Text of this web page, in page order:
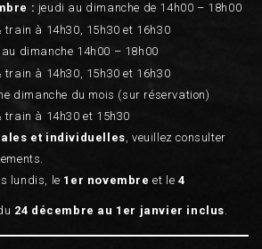
: jeudi au dimanche de 14h00 – 18h00
à 14h30, 15h30 et 16h30
dimanche 14h00 – 18h00
à 14h30, 15h30 et 16h30
dimanche du mois (sur réservation)
train à 14h30 et 15h30
et individuelles, veuillez consulter
lundis, le 1er novembre et le 4
24 décembre au 1er janvier inclus.